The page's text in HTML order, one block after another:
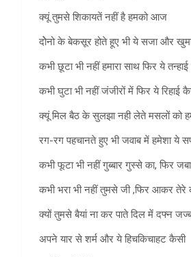
क्यूं तुमसे शिकायतें नहीं है हमको आज
दोेनो के बेकसूर होते हूए भी ये सजा और
कभी छूटा भी नहीं हमारा साथ फिर ये
कभी घुटा भी नहीं जंजीरों में फिर ये रिहाई
क्यूं मिल बैठ के सुलझा नही लेते मसलों को
रग-रग पहचानते हुए भी जवाब में हमेशा ये
कभी फूटा भी नहीं गुब्बार गुस्से का, फिर
कभी भरा भी नहीं तुमसे जी ,फिर आकर तेरे
क्यों तुमसे बैयां ना कर पाते दिल में दफ्न
अपने यार से शर्म और ये हिचकिचाहट कैसी